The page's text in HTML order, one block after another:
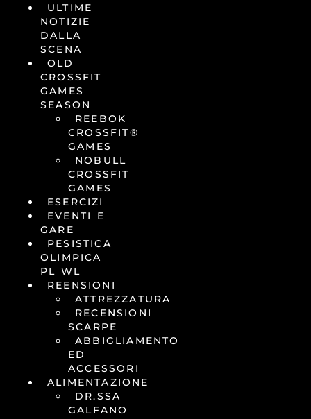
ULTIME
NOTIZIE
DALLA
SCENA
OLD
CROSSFIT
GAMES
SEASON
REEBOK
CROSSFIT®
GAMES
NOBULL
CROSSFIT
GAMES
ESERCIZI
EVENTI E
GARE
PESISTICA
OLIMPICA
PL WL
REENSIONI
ATTREZZATURA
RECENSIONI
SCARPE
ABBIGLIAMENTO
ED
ACCESSORI
ALIMENTAZIONE
DR.SSA
GALFANO